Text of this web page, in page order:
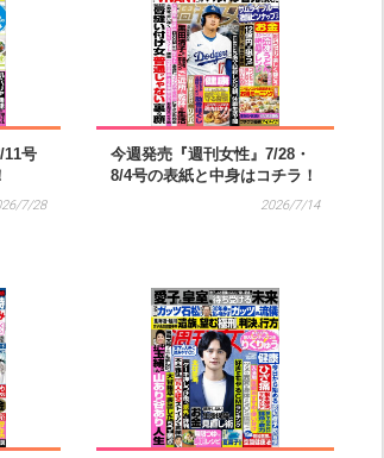
11号
7/28
今週発売『週刊女性』7/28・
8/4号の表紙と中身はコチラ！
2026/7/14